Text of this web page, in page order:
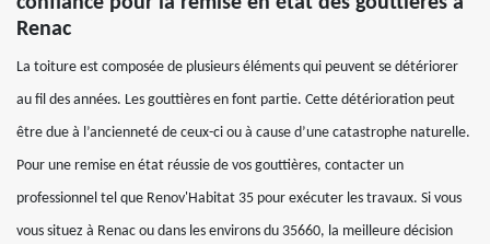
Renac
La toiture est composée de plusieurs éléments qui peuvent se détériorer
au fil des années. Les gouttières en font partie. Cette détérioration peut
être due à l’ancienneté de ceux-ci ou à cause d’une catastrophe naturelle.
Pour une remise en état réussie de vos gouttières, contacter un
professionnel tel que Renov'Habitat 35 pour exécuter les travaux. Si vous
vous situez à Renac ou dans les environs du 35660, la meilleure décision